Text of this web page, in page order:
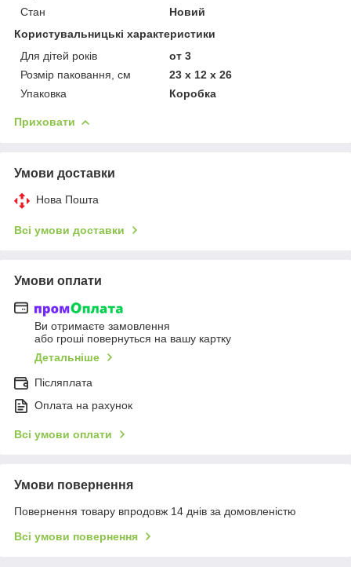
Стан
Новий
Користувальницькі характеристики
Для дітей років
от 3
Розмір паковання, см
23 x 12 x 26
Упаковка
Коробка
Приховати
Умови доставки
Нова Пошта
Всі умови доставки
Умови оплати
Ви отримаєте замовлення
або гроші повернуться на вашу картку
Детальніше
Післяплата
Оплата на рахунок
Всі умови оплати
Умови повернення
Повернення товару впродовж 14 днів за домовленістю
Всі умови повернення